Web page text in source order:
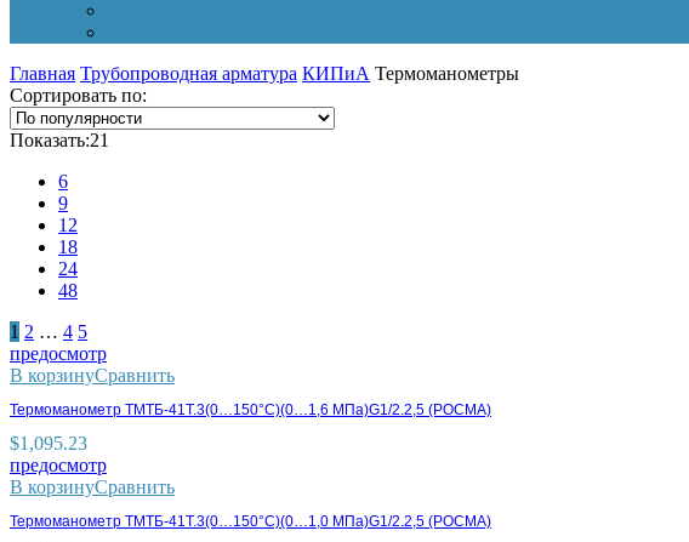
Главная Трубопроводная арматура КИПиА Термоманометры
Сортировать по:
Показать:21
6
9
12
18
24
48
1 2 … 4 5
предосмотр
В корзинуСравнить
Термоманометр ТМТБ-41Т.3(0…150°С)(0…1,6 МПа)G1/2.2,5 (РОСМА)
$1,095.23
предосмотр
В корзинуСравнить
Термоманометр ТМТБ-41Т.3(0…150°С)(0…1,0 МПа)G1/2.2,5 (РОСМА)